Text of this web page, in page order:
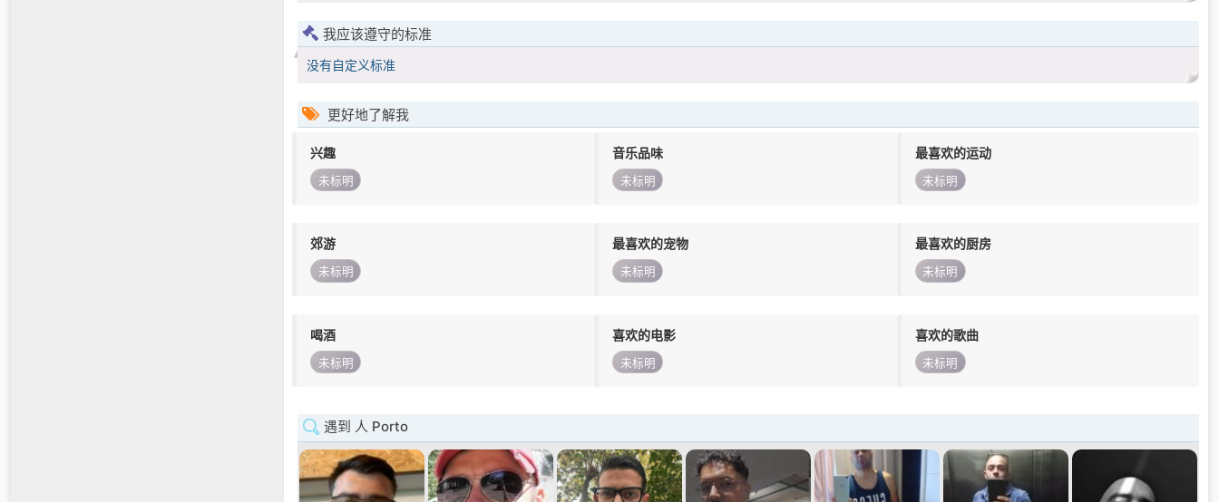
我应该遵守的标准
没有自定义标准
更好地了解我
兴趣
未标明
音乐品味
未标明
最喜欢的运动
未标明
郊游
未标明
最喜欢的宠物
未标明
最喜欢的厨房
未标明
喝酒
未标明
喜欢的电影
未标明
喜欢的歌曲
未标明
遇到 人 Porto